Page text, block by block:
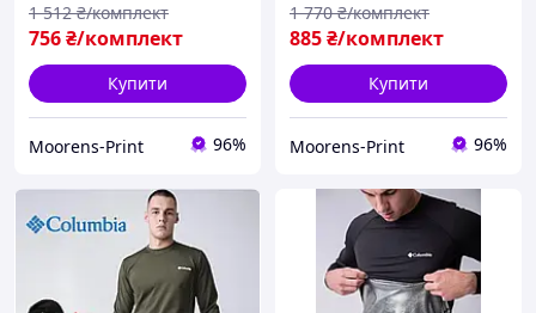
756₴/комплект
1 512 ₴/комплект
Купити
Moorens-Print 96%
885₴/комплект
1 770 ₴/комплект
Купити
Moorens-Print 96%